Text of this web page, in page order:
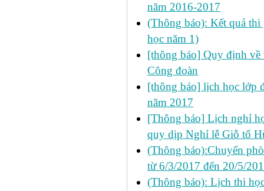
năm 2016-2017
(Thông báo): Kết quả
học năm 1)
[thông báo] Quy định về
Công đoàn
[thông báo] lịch học lớp
năm 2017
[Thông báo] Lịch nghỉ
quy dịp Nghỉ lễ Giỗ tổ
(Thông báo):Chuyển
từ 6/3/2017 đến 20/5/
(Thông báo): Lịch thi